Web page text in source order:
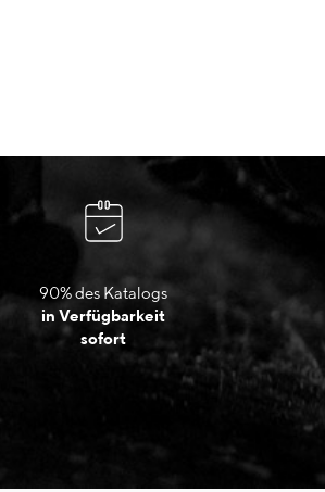
90% des Katalogs
in Verfügbarkeit
sofort